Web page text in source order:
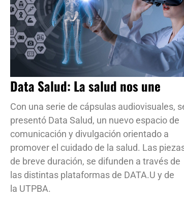
Data Salud: La salud nos une
Con una serie de cápsulas audiovisuales,
presentó Data Salud, un nuevo espacio de
comunicación y divulgación orientado a
promover el cuidado de la salud. Las
de breve duración, se difunden a través de
las distintas plataformas de DATA.U y de
la UTPBA.